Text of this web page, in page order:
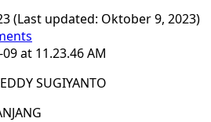
(Last updated: Oktober 9, 2023)
SUGIYANTO